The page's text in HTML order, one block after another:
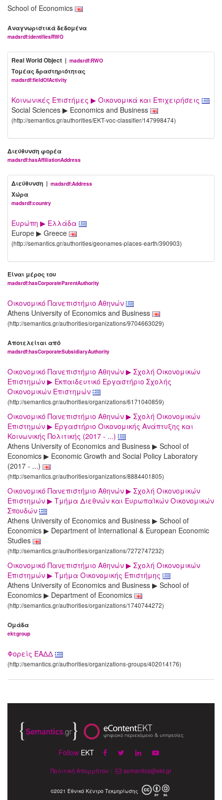
School of Economics
Αναγνωριστικά δεδομένα
madsrdf:identifiesRWO
Real World Object | madsrdf:RWO
Τομέας δραστηριότητας
madsrdf:fieldOfActivity
Κοινωνικές Επιστήμες ▶ Οικονομικά και Επιχειρήσεις
Social Sciences ▶ Economics and Business
(http://semantics.gr/authorities/EKT-voc-classifier/147998474)
Διεύθυνση φορέα
madsrdf:hasAffiliationAddress
Διεύθυνση | madsrdf:Address
Χώρα
madsrdf:country
Ευρώπη ▶ Ελλάδα
Europe ▶ Greece
(http://semantics.gr/authorities/geonames-places-earth/390903)
Είναι μέρος του
madsrdf:hasCorporateParentAuthority
Οικονομικό Πανεπιστήμιο Αθηνών
Athens University of Economics and Business
(http://semantics.gr/authorities/organizations/9704663029)
Αποτελείται από
madsrdf:hasCorporateSubsidiaryAuthority
Οικονομικό Πανεπιστήμιο Αθηνών ▶ Σχολή Οικονομικών
Επιστημών ▶ Εκπαιδευτικό Εργαστήριο Σχολής
Οικονομικών Επιστημών
(http://semantics.gr/authorities/organizations/6171040859)
Οικονομικό Πανεπιστήμιο Αθηνών ▶ Σχολή Οικονομικών
Επιστημών ▶ Εργαστήριο Οικονομικής Ανάπτυξης και
Κοινωνικής Πολιτικής (2017 - ...)
Athens University of Economics and Business ▶ School of
Economics ▶ Economic Growth and Social Policy Laboratory
(2017 - ...)
(http://semantics.gr/authorities/organizations/8884401805)
Οικονομικό Πανεπιστήμιο Αθηνών ▶ Σχολή Οικονομικών
Επιστημών ▶ Τμήμα Διεθνών και Ευρωπαϊκών Οικονομικών
Σπουδών
Athens University of Economics and Business ▶ School of
Economics ▶ Department of International & European Economic
Studies
(http://semantics.gr/authorities/organizations/7272747232)
Οικονομικό Πανεπιστήμιο Αθηνών ▶ Σχολή Οικονομικών
Επιστημών ▶ Τμήμα Οικονομικής Επιστήμης
Athens University of Economics and Business ▶ School of
Economics ▶ Department of Economics
(http://semantics.gr/authorities/organizations/1740744272)
Ομάδα
ekt:group
Φορείς ΕΑΔΔ
(http://semantics.gr/authorities/organizations-groups/402014176)
Follow EKT
Πολιτική Απορρήτου semantics@ekt.gr
©2021 Εθνικό Κέντρο Τεκμηρίωσης